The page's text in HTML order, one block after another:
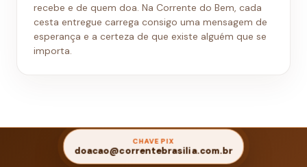
recebe e de quem doa. Na Corrente do Bem, cada
cesta entregue carrega consigo uma mensagem de
esperança e a certeza de que existe alguém que se
importa.
CHAVE PIX
doacao@correntebrasilia.com.br